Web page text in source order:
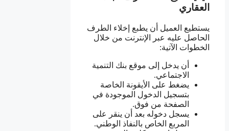
العقاري
يستطيع العميل أن يطبع إخلاء الطرف
الحاصل عليه عبر الإنترنت من خلال
الخطوات الآتية:
أن يدخل إلى موقع بنك التنمية
الاجتماعي.
يضغط على الأيقونة الخاصة
بتسجيل الدخول الموجودة في
الصفحة من فوق.
يسجل دخوله بعد أن ينقر على
المربع الخاص بالنفاذ الوطني.